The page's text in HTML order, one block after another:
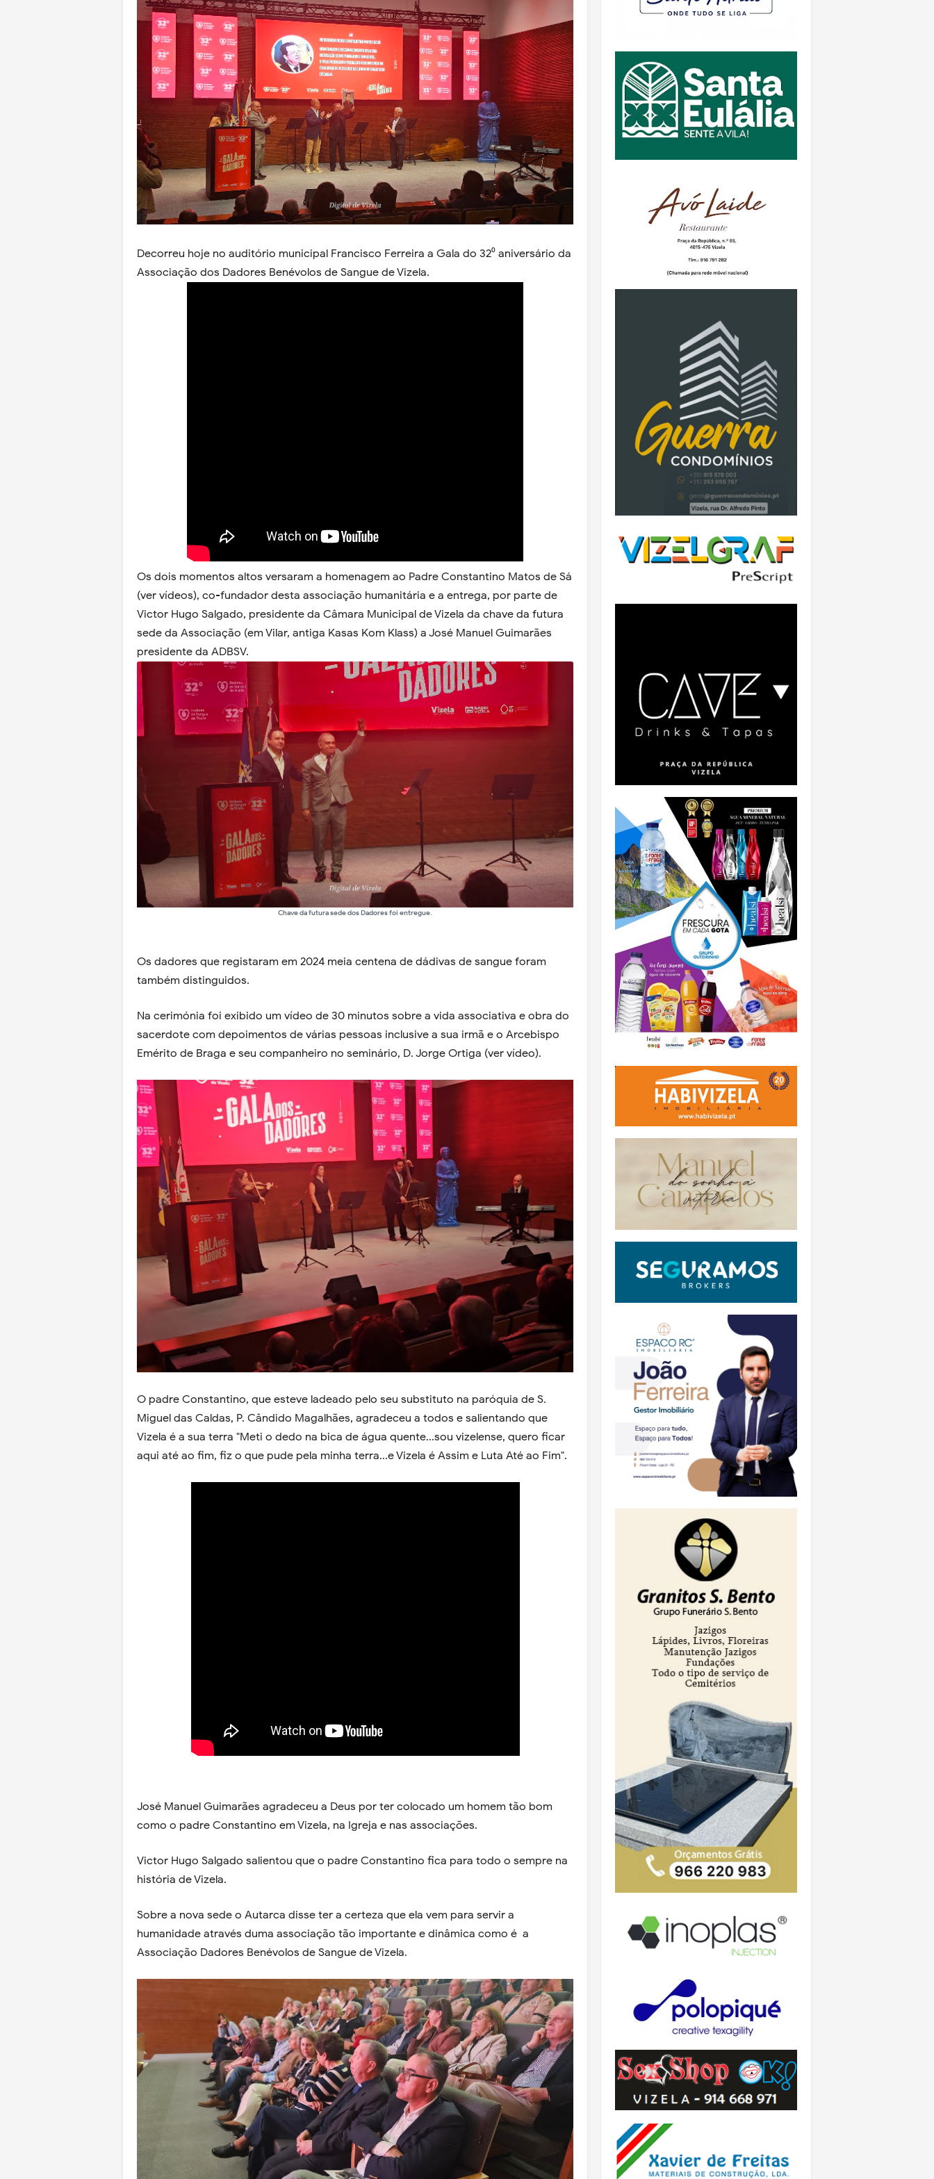
Decorreu hoje no auditório municipal Francisco Ferreira a Gala do 32⁰ aniversário da
Associação dos Dadores Benévolos de Sangue de Vizela.
Os dois momentos altos versaram a homenagem ao Padre Constantino Matos de Sá
(ver vídeos), co-fundador desta associação humanitária e a entrega, por parte de
Victor Hugo Salgado, presidente da Câmara Municipal de Vizela da chave da futura
sede da Associação (em Vilar, antiga Kasas Kom Klass) a José Manuel Guimarães
presidente da ADBSV.
Chave da futura sede dos Dadores foi entregue.
Os dadores que registaram em 2024 meia centena de dádivas de sangue foram
também distinguidos.
Na cerimónia foi exibido um vídeo de 30 minutos sobre a vida associativa e obra do
sacerdote com depoimentos de várias pessoas inclusive a sua irmã e o Arcebispo
Emérito de Braga e seu companheiro no seminário, D. Jorge Ortiga (ver vídeo).
O padre Constantino, que esteve ladeado pelo seu substituto na paróquia de S.
Miguel das Caldas, P. Cândido Magalhães, agradeceu a todos e salientando que
Vizela é a sua terra "Meti o dedo na bica de água quente...sou vizelense, quero ficar
aqui até ao fim, fiz o que pude pela minha terra...e Vizela é Assim e Luta Até ao Fim".
José Manuel Guimarães agradeceu a Deus por ter colocado um homem tão bom
como o padre Constantino em Vizela, na Igreja e nas associações.
Victor Hugo Salgado salientou que o padre Constantino fica para todo o sempre na
história de Vizela.
Sobre a nova sede o Autarca disse ter a certeza que ela vem para servir a
humanidade através duma associação tão importante e dinâmica como é a
Associação Dadores Benévolos de Sangue de Vizela.